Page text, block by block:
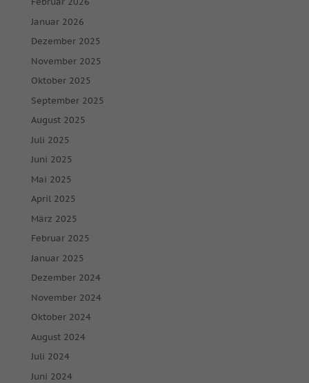
Januar 2026
Dezember 2025
November 2025
Oktober 2025
September 2025
August 2025
Juli 2025
Juni 2025
Mai 2025
April 2025
März 2025
Februar 2025
Januar 2025
Dezember 2024
November 2024
Oktober 2024
August 2024
Juli 2024
Juni 2024